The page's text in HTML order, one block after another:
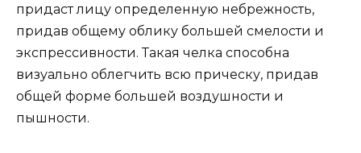
придаст лицу определенную небрежность,
придав общему облику большей смелости и
экспрессивности. Такая челка способна
визуально облегчить всю прическу, придав
общей форме большей воздушности и
пышности.